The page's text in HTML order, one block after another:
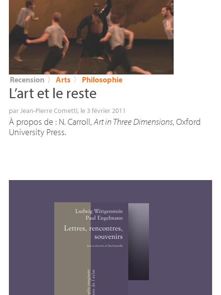
Recension 〉 Arts 〉 Philosophie
L’art et le reste
parJean-Pierre Cometti, le 3 février 2011
À propos de : N. Carroll,Art in Three Dimensions, Oxford
University Press.